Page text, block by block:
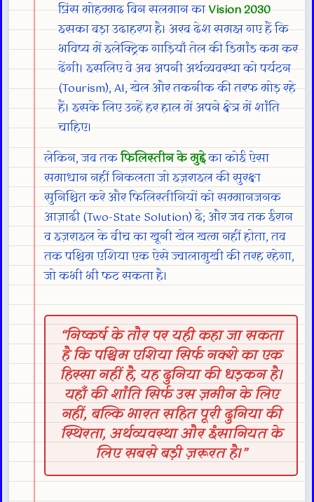
प्रिंस मोहम्मद बिन सलमान काVision 2030
इसका बड़ा उदाहरण है। अरब देश समझ गए हैं कि
भविष्य में इलेक्ट्रिक गाड़ियाँ तेल की डिमांड कम कर
देंगी। इसलिए वे अब अपनी अर्थव्यवस्था को पर्यटन
(Tourism), AI, खेल और तकनीक की तरफ मोड़ रहे
हैं। इसके लिए उन्हें हर हाल में अपने क्षेत्र में शांति
चाहिए।
लेकिन, जब तकफिलिस्तीन के मुद्देका कोई ऐसा
समाधान नहीं निकलता जो इज़राइल की सुरक्षा
सुनिश्चित करे और फिलिस्तीनियों को सम्मानजनक
आज़ादी (Two-State Solution) दे; और जब तक ईरान
व इज़राइल के बीच का खूनी खेल खत्म नहीं होता, तब
तक पश्चिम एशिया एक ऐसे ज्वालामुखी की तरह रहेगा,
जो कभी भी फट सकता है।
“निष्कर्ष के तौर पर यही कहा जा सकता
है कि पश्चिम एशिया सिर्फ नक्शे का एक
हिस्सा नहीं है, यह दुनिया की धड़कन है।
यहाँ की शांति सिर्फ उस ज़मीन के लिए
नहीं, बल्कि भारत सहित पूरी दुनिया की
स्थिरता, अर्थव्यवस्था और इंसानियत के
लिए सबसे बड़ी ज़रूरत है।”